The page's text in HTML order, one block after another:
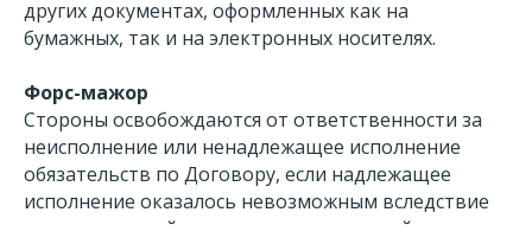
других документах, оформленных как на
бумажных, так и на электронных носителях.
Форс-мажор
Стороны освобождаются от ответственности за
неисполнение или ненадлежащее исполнение
обязательств по Договору, если надлежащее
исполнение оказалось невозможным вследствие